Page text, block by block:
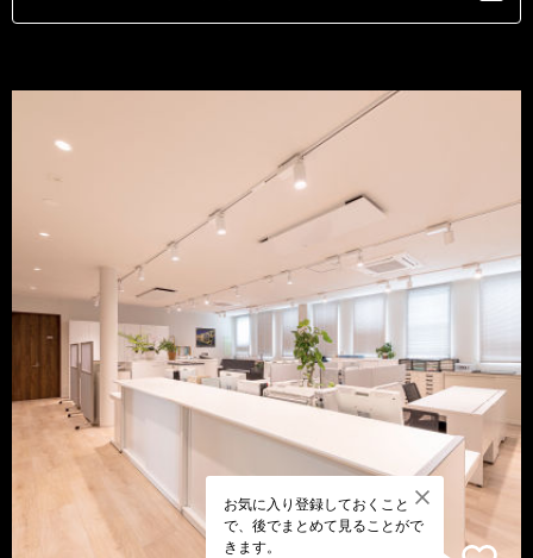
お気に入り登録しておくこと
で、後でまとめて見ることがで
きます。